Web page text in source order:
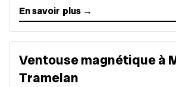
En savoir plus →
Ventouse magnétique à
Tramelan